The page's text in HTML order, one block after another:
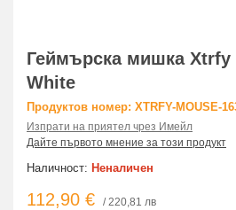
Геймърска мишка Xtrfy
White
Продуктов номер: XTRFY-MOUSE-
Изпрати на приятел чрез Имейл
Дайте първото мнение за този продукт
Наличност: Неналичен
112,90 € / 220,81 лв